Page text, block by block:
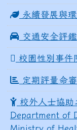
永續發展與
交通安全評鑑
校園性別事件
定期評量命
校外人士協
Department of
Ministry of